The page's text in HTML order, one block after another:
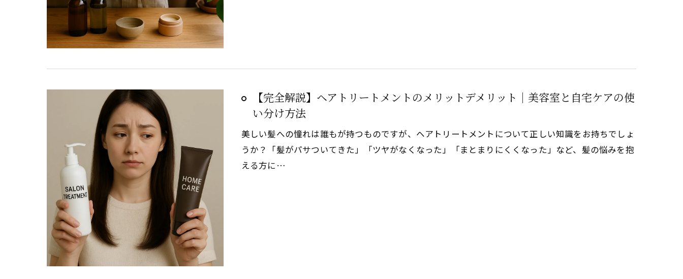
【完全解説】ヘアトリートメントのメリットデメリット｜美容室と自宅ケアの使
い分け方法
美しい髪への憧れは誰もが持つものですが、ヘアトリートメントについて正しい知識をお持ちでしょ
うか？「髪がパサついてきた」「ツヤがなくなった」「まとまりにくくなった」など、髪の悩みを抱
える方に…